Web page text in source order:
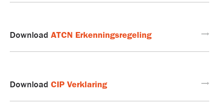
Download ATCN Erkenningsregeling
Download CIP Verklaring